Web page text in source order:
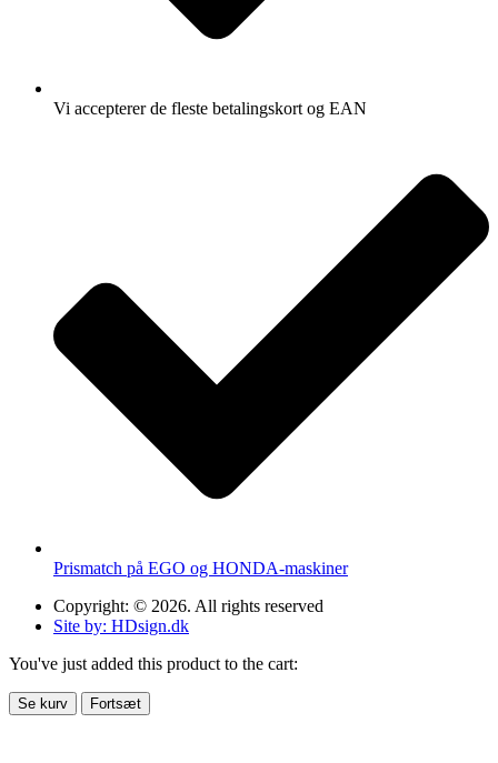
Vi accepterer de fleste betalingskort og EAN
Prismatch på EGO og HONDA-maskiner
Copyright: © 2026. All rights reserved
Site by: HDsign.dk
You've just added this product to the cart:
Se kurv Fortsæt